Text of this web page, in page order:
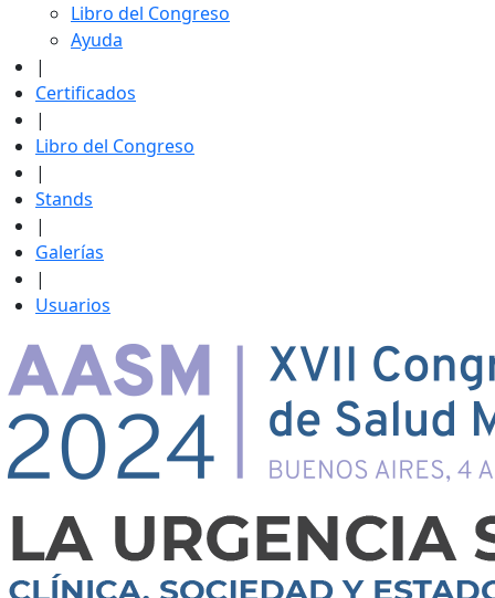
Libro del Congreso
Ayuda
|
Certificados
|
Libro del Congreso
|
Stands
|
Galerías
|
Usuarios